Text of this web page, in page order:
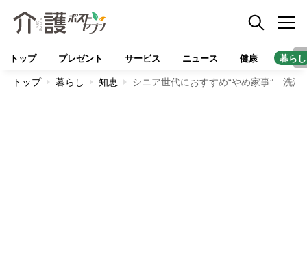
トップ プレゼント サービス ニュース 健康 暮らし
トップ 暮らし 知恵 シニア世代におすすめ“やめ家事” 洗濯